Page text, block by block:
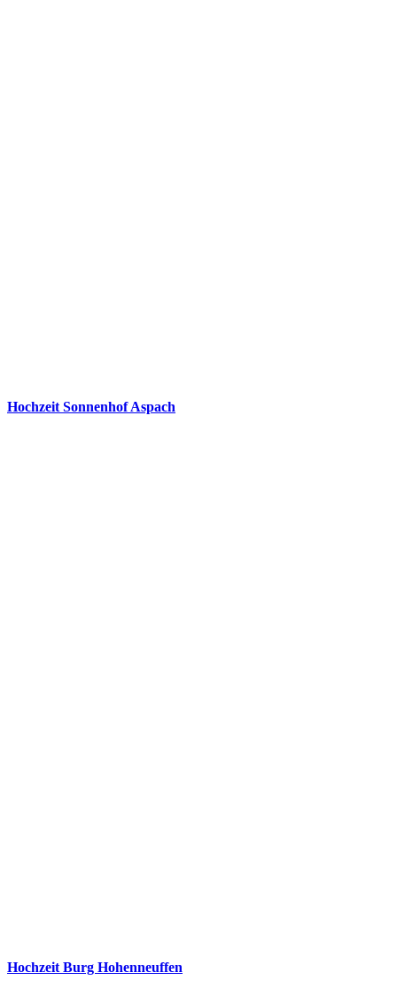
Hochzeit Sonnenhof Aspach
Hochzeit Burg Hohenneuffen